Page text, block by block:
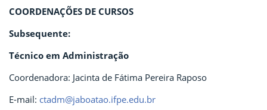
COORDENAÇÕES DE CURSOS
Subsequente:
Técnico em Administração
Coordenadora: Jacinta de Fátima Pereira Raposo
E-mail: ctadm@jaboatao.ifpe.edu.br